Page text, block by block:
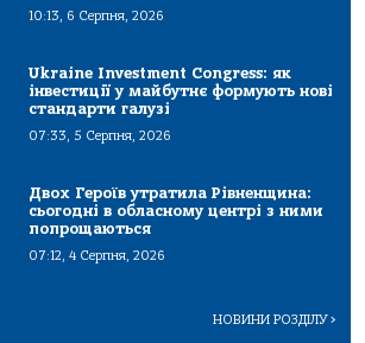
10:13, 6 Серпня, 2026
Ukraine Investment Congress: як
інвестиції у майбутнє формують нові
стандарти галузі
07:33, 5 Серпня, 2026
Двох Героїв утратила Рівненщина:
сьогодні в обласному центрі з ними
попрощаються
07:12, 4 Серпня, 2026
НОВИНИ РОЗДІЛУ>